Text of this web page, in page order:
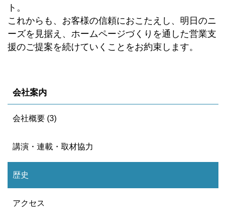
ト。
これからも、お客様の信頼におこたえし、明日のニ
ーズを見据え、ホームページづくりを通した営業支
援のご提案を続けていくことをお約束します。
会社案内
会社概要 (3)
講演・連載・取材協力
歴史
アクセス